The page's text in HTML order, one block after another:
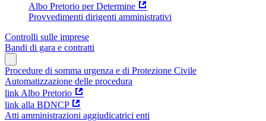
Albo Pretorio per Determine
Provvedimenti dirigenti amministrativi
Controlli sulle imprese
Bandi di gara e contratti
Procedure di somma urgenza e di Protezione Civile
Automatizzazione delle procedura
link Albo Pretorio
link alla BDNCP
Atti amministrazioni aggiudicatrici enti